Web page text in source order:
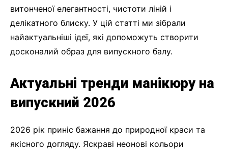
витонченої елегантності, чистоти ліній і
делікатного блиску. У цій статті ми зібрали
найактуальніші ідеї, які допоможуть створити
досконалий образ для випускного балу.
Актуальні тренди манікюру на
випускний 2026
2026 рік приніс бажання до природної краси та
якісного догляду. Яскраві неонові кольори